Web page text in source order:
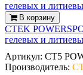
В корзину
CTEK
гелевых и
Артикул: CT5
Производитель: